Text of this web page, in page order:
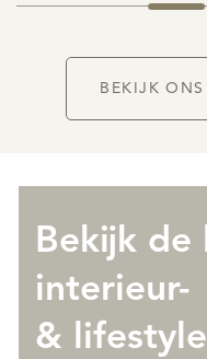
BEKIJK
Bekijk de
interieur-
&